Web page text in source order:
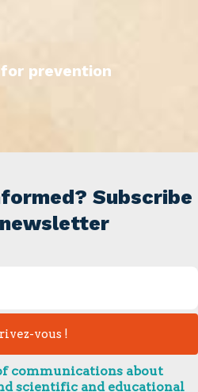
prevention
Subscribe
communications about
scientific and educational